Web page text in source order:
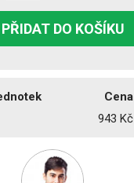
PŘIDAT DO KOŠÍKU
Cena
943 Kč